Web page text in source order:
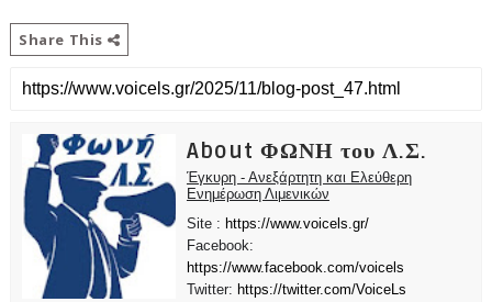
Share This
About ΦΩΝΗ του Λ.Σ.
Έγκυρη - Ανεξάρτητη και Ελεύθερη
Ενημέρωση Λιμενικών
Site : https://www.voicels.gr/
Facebook:
https://www.facebook.com/voicels
Twitter: https://twitter.com/VoiceLs